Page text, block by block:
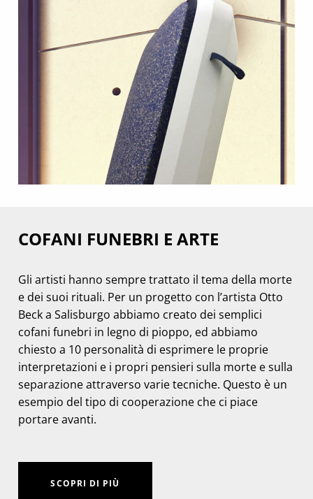
COFANI FUNEBRI E ARTE
Gli artisti hanno sempre trattato il tema della morte
e dei suoi rituali. Per un progetto con l’artista Otto
Beck a Salisburgo abbiamo creato dei semplici
cofani funebri in legno di pioppo, ed abbiamo
chiesto a 10 personalità di esprimere le proprie
interpretazioni e i propri pensieri sulla morte e sulla
separazione attraverso varie tecniche. Questo è un
esempio del tipo di cooperazione che ci piace
portare avanti.
SCOPRI DI PIÙ